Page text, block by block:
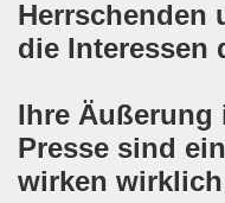
Herrschenden
die Interessen
Ihre
Presse sind
wirken
solidarisch
Gelsenkirchener